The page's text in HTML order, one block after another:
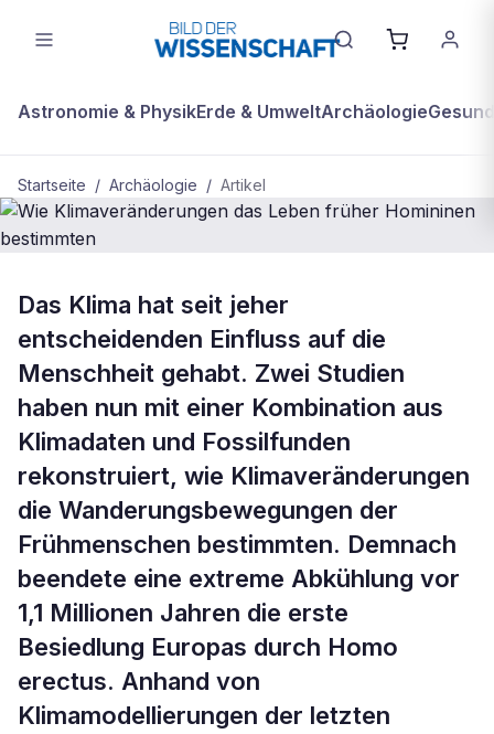
Astronomie & PhysikErde & UmweltArchäologie
Startseite / Archäologie / Artikel
Wie Klimaveränderungen das Leben
früher Homininen bestimmten
Das Klima hat seit jeher
entscheidenden Einfluss auf die
Menschheit gehabt. Zwei Studien
haben nun mit einer Kombination aus
Klimadaten und Fossilfunden
rekonstruiert, wie Klimaveränderungen
die Wanderungsbewegungen der
Frühmenschen bestimmten. Demnach
beendete eine extreme Abkühlung vor
1,1 Millionen Jahren die erste
Besiedlung Europas durch Homo
erectus. Anhand von
Klimamodellierungen der letzten